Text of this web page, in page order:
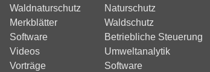
Waldnaturschutz
Merkblätter
Software
Videos
Vorträge
Naturschutz
Waldschutz
Betriebliche Steuerung
Umweltanalytik
Software